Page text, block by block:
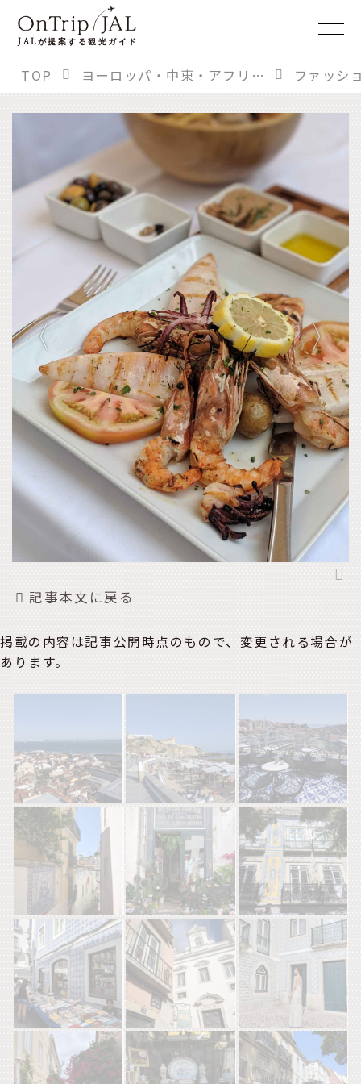
JALが提案する観光ガイド
TOP ヨーロッパ・中東・アフリカ
記事本文に戻る
掲載の内容は記事公開時点のもので、変更される場合が
あります。